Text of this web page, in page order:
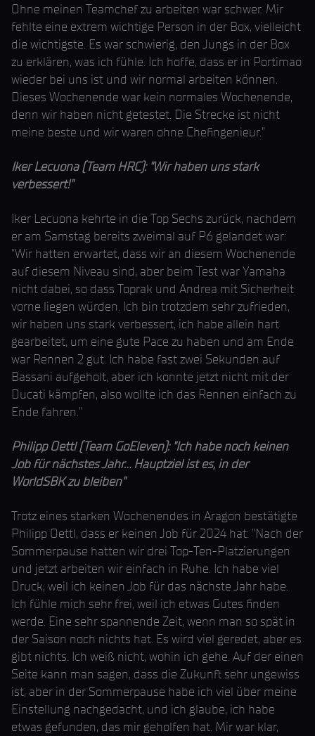
Ohne meinen Teamchef zu arbeiten war schwer. Mir
fehlte eine extrem wichtige Person in der Box, vielleicht
die wichtigste. Es war schwierig, den Jungs in der Box
zu erklären, was ich fühle. Ich hoffe, dass er in Portimao
wieder bei uns ist und wir normal arbeiten können.
Dieses Wochenende war kein normales Wochenende,
denn wir haben nicht getestet. Die Strecke ist nicht
meine beste und wir waren ohne Chefingenieur."
Iker Lecuona (Team HRC): "Wir haben uns stark
verbessert!"
Iker Lecuona kehrte in die Top Sechs zurück, nachdem
er am Samstag bereits zweimal auf P6 gelandet war:
"Wir hatten erwartet, dass wir an diesem Wochenende
auf diesem Niveau sind, aber beim Test war Yamaha
nicht dabei, so dass Toprak und Andrea mit Sicherheit
vorne liegen würden. Ich bin trotzdem sehr zufrieden,
wir haben uns stark verbessert, ich habe allein hart
gearbeitet, um eine gute Pace zu haben und am Ende
war Rennen 2 gut. Ich habe fast zwei Sekunden auf
Bassani aufgeholt, aber ich konnte jetzt nicht mit der
Ducati kämpfen, also wollte ich das Rennen einfach zu
Ende fahren."
Philipp Oettl (Team GoEleven): "Ich habe noch keinen
Job für nächstes Jahr... Hauptziel ist es, in der
WorldSBK zu bleiben"
Trotz eines starken Wochenendes in Aragon bestätigte
Philipp Oettl, dass er keinen Job für 2024 hat: "Nach der
Sommerpause hatten wir drei Top-Ten-Platzierungen
und jetzt arbeiten wir einfach in Ruhe. Ich habe viel
Druck, weil ich keinen Job für das nächste Jahr habe.
Ich fühle mich sehr frei, weil ich etwas Gutes finden
werde. Eine sehr spannende Zeit, wenn man so spät in
der Saison noch nichts hat. Es wird viel geredet, aber es
gibt nichts. Ich weiß nicht, wohin ich gehe. Auf der einen
Seite kann man sagen, dass die Zukunft sehr ungewiss
ist, aber in der Sommerpause habe ich viel über meine
Einstellung nachgedacht, und ich glaube, ich habe
etwas gefunden, das mir geholfen hat. Mir war klar,